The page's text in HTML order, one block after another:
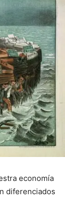
economía
diferenciados